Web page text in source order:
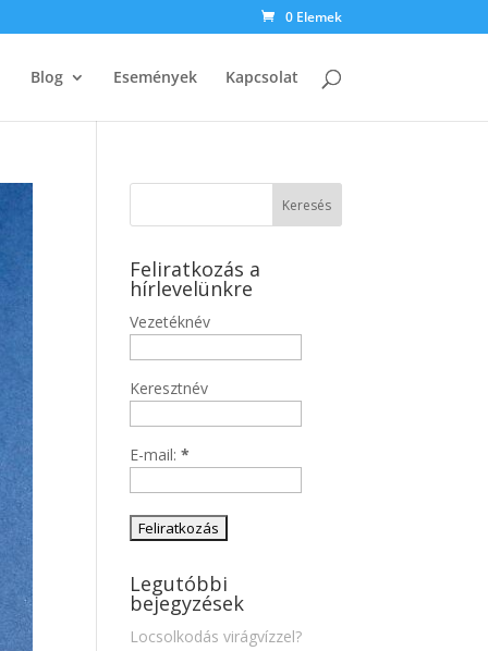
0 Elemek
Blog Események Kapcsolat
Feliratkozás a
hírlevelünkre
Vezetéknév
Keresztnév
E-mail:*
Legutóbbi
bejegyzések
Locsolkodás virágvízzel?